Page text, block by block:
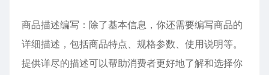
商品描述编写：除了基本信息，你还需要编写商品的
详细描述，包括商品特点、规格参数、使用说明等。
提供详尽的描述可以帮助消费者更好地了解和选择你